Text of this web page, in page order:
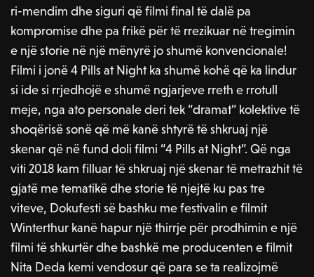
ri-mendim dhe siguri që filmi final të dalë pa
kompromise dhe pa frikë për të rrezikuar në tregimin
e një storie në një mënyrë jo shumë konvencionale!
Filmi i jonë 4 Pills at Night ka shumë kohë që ka lindur
si ide si rrjedhojë e shumë ngjarjeve rreth e rrotull
meje, nga ato personale deri tek “dramat” kolektive të
shoqërisë sonë që më kanë shtyrë të shkruaj një
skenar që në fund doli filmi “4 Pills at Night”. Që nga
viti 2018 kam filluar të shkruaj një skenar të metrazhit të
gjatë me tematikë dhe storie të njejtë ku pas tre
viteve, Dokufesti së bashku me festivalin e filmit
Winterthur kanë hapur një thirrje për prodhimin e një
filmi të shkurtër dhe bashkë me producenten e filmit
Nita Deda kemi vendosur që para se ta realizojmë